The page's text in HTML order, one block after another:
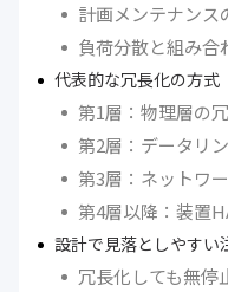
計画メンテナンス
負荷分散と組み合
代表的な冗長化の方式
第1層：物理層の
第2層：データリ
第3層：ネットワ
第4層以降：装置
設計で見落としやすい
冗長化しても無停